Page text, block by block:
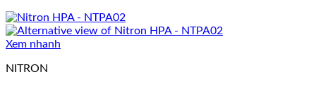
Xem nhanh
NITRON